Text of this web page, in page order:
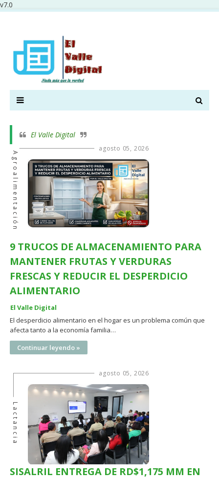
v7.0
El Valle Digital
agosto 05, 2026
Agroalimentación
9 TRUCOS DE ALMACENAMIENTO PARA
MANTENER FRUTAS Y VERDURAS
FRESCAS Y REDUCIR EL DESPERDICIO
ALIMENTARIO
El Valle Digital
El desperdicio alimentario en el hogar es un problema común que
afecta tanto a la economía familia…
Continuar leyendo »
agosto 05, 2026
Lactancia
SISALRIL ENTREGA DE RD$1,175 MM EN